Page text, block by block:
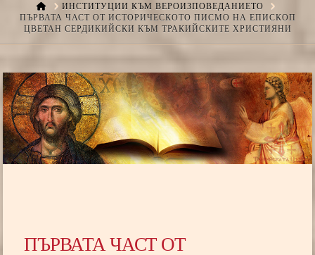
HOMEИНСТИТУЦИИ КЪМ ВЕРОИЗПОВЕДАНИЕТО
ПЪРВАТА ЧАСТ ОТ ИСТОРИЧЕСКОТО ПИСМО НА ЕПИСКОП
ЦВЕТАН СЕРДИКИЙСКИ КЪМ ТРАКИЙСКИТЕ ХРИСТИЯНИ
ПЪРВАТА ЧАСТ ОТ